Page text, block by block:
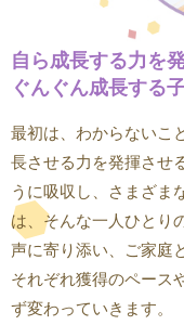
自ら成長する力を
ぐんぐん成長する
最初は、わからないこ
長させる力を発揮させ
うに吸収し、さまざま
は、そんな一人ひとり
声に寄り添い、ご家庭
それぞれ獲得のペース
ず変わっていきます。